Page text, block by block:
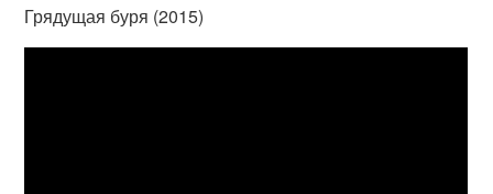
Грядущая буря (2015)